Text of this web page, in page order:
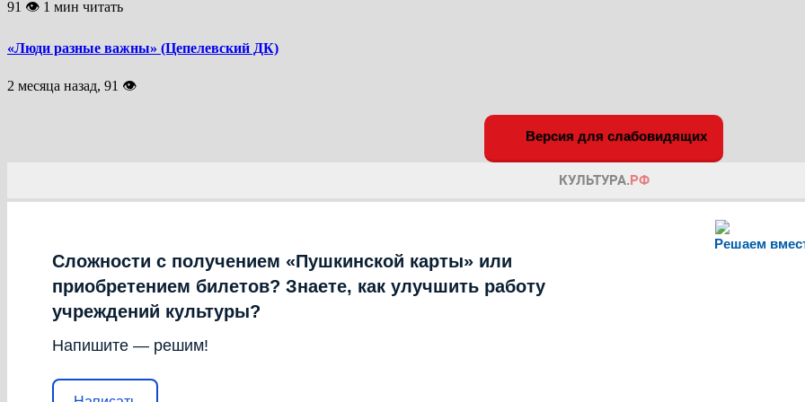
91 👁 1 мин читать
«Люди разные важны» (Цепелевский ДК)
2 месяца назад, 91 👁
Версия для слабовидящих
Решаем
Сложности с получением «Пушкинской карты» или
приобретением билетов? Знаете, как улучшить работу
учреждений культуры?
Напишите — решим!